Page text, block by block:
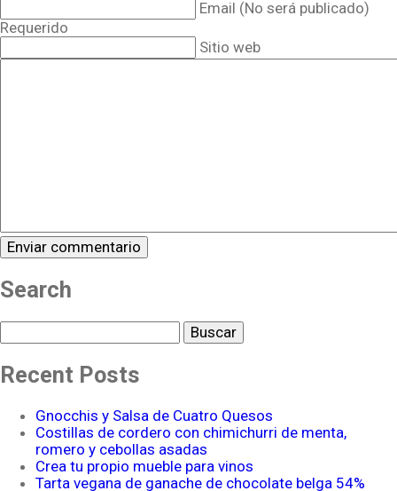
Email (No será publicado)
Requerido
Sitio web
Search
Recent Posts
Gnocchis y Salsa de Cuatro Quesos
Costillas de cordero con chimichurri de menta,
romero y cebollas asadas
Crea tu propio mueble para vinos
Tarta vegana de ganache de chocolate belga 54%